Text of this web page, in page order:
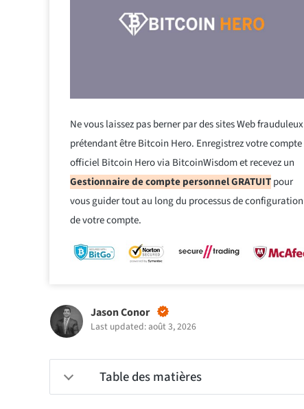
Ne vous laissez pas berner par des sites Web frauduleux
prétendant être Bitcoin Hero. Enregistrez votre compte
officiel Bitcoin Hero via BitcoinWisdom et recevez un
Gestionnaire de compte personnel GRATUITpour
vous guider tout au long du processus de configuration
de votre compte.
Jason Conor
Last updated: août 3, 2026
Table des matières